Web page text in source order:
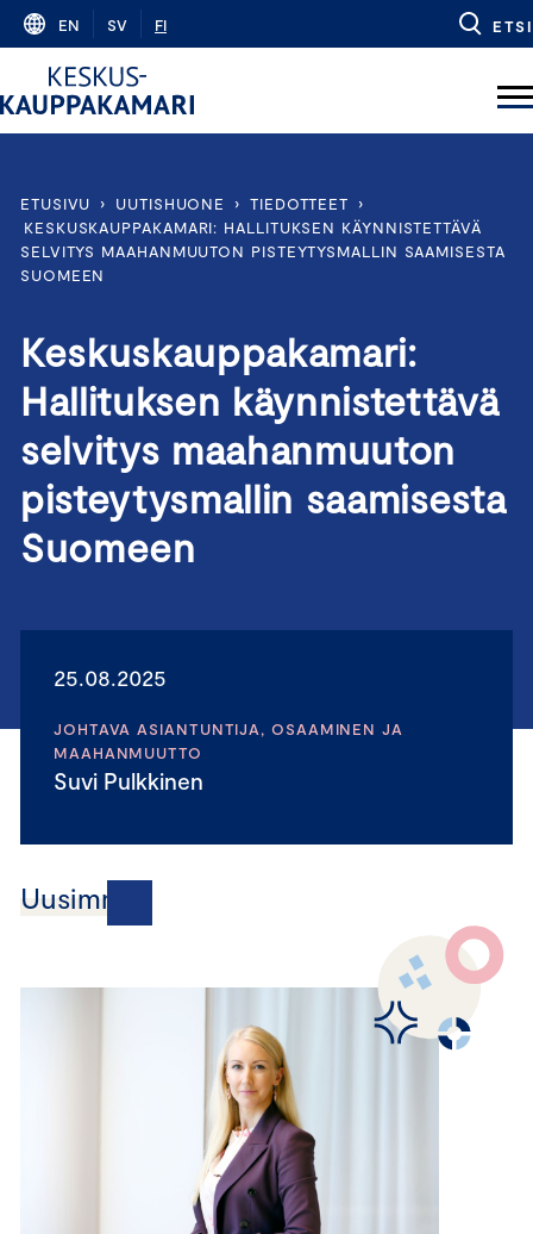
Skip
content
EN SV FI ETSI
ETUSIVU › UUTISHUONE › TIEDOTTEET
›
KESKUSKAUPPAKAMARI: HALLITUKSEN KÄYNNISTETTÄVÄ
SELVITYS MAAHANMUUTON PISTEYTYSMALLIN SAAMISESTA
SUOMEEN
Keskuskauppakamari:
Hallituksen käynnistettävä
selvitys maahanmuuton
pisteytysmallin saamisesta
Suomeen
25.08.2025
JOHTAVA ASIANTUNTIJA, OSAAMINEN JA
MAAHANMUUTTO
Suvi Pulkkinen
Uusimmat